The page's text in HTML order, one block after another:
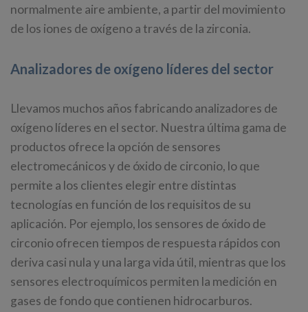
normalmente aire ambiente, a partir del movimiento
de los iones de oxígeno a través de la zirconia.
Analizadores de oxígeno líderes del sector
Llevamos muchos años fabricando analizadores de
oxígeno líderes en el sector. Nuestra última gama de
productos ofrece la opción de sensores
electromecánicos y de óxido de circonio, lo que
permite a los clientes elegir entre distintas
tecnologías en función de los requisitos de su
aplicación. Por ejemplo, los sensores de óxido de
circonio ofrecen tiempos de respuesta rápidos con
deriva casi nula y una larga vida útil, mientras que los
sensores electroquímicos permiten la medición en
gases de fondo que contienen hidrocarburos.